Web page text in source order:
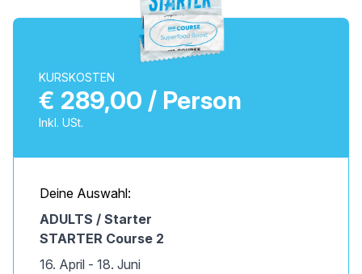
KURSKOSTEN
€ 289,00 / Person
Inkl. USt.
Deine Auswahl:
ADULTS / Starter
STARTER Course 2
16. April - 18. Juni